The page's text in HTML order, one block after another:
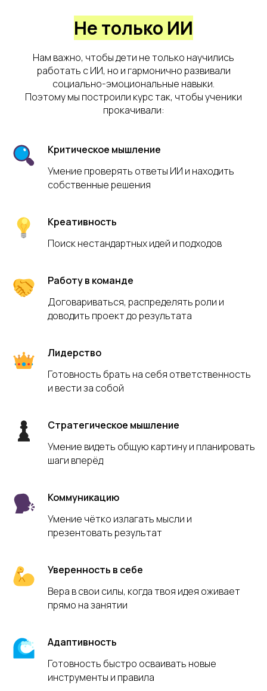
Не только ИИ
Нам важно, чтобы дети не только научились
работать с ИИ, но и гармонично развивали
социально-эмоциональные навыки.
Поэтому мы построили курс так, чтобы ученики
прокачивали:
Критическое мышление
Умение проверять ответы ИИ и находить
собственные решения
Креативность
Поиск нестандартных идей и подходов
Работу в команде
Договариваться, распределять роли и
доводить проект до результата
Лидерство
Готовность брать на себя ответственность
и вести за собой
Стратегическое мышление
Умение видеть общую картину и планировать
шаги вперёд
Коммуникацию
Умение чётко излагать мысли и
презентовать результат
Уверенность в себе
Вера в свои силы, когда твоя идея оживает
прямо на занятии
Адаптивность
Готовность быстро осваивать новые
инструменты и правила
обратная связь после каждого
видеозаписи занятий
сопровождение куратора
группа до 6 человек
руб. / мес.
10 900
Лидия Соболь
Методолог курса «Лаборатория
ИИ» и педагог
Специализируется на использовании
ИИ для развития эмоционального
коммуникации.
Образование и опыт
Высшее педагогическое
Профпереподготовка по
направлениям «педагог-
психолог» и «Brain-тренер»
Педагогический стаж: 6 лет